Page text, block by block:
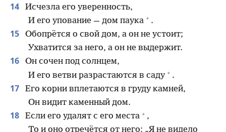
14
Исчезла его уверенность,
И его упование — дом паука + .
15
Обопрётся о свой дом, а он не устоит;
Ухватится за него, а он не выдержит.
16
Он сочен под солнцем,
И его ветви разрастаются в саду + .
17
Его корни вплетаются в груду камней,
Он видит каменный дом.
18 Если его удалят с его места + ,
То и оно отречётся от него: „Я не видело